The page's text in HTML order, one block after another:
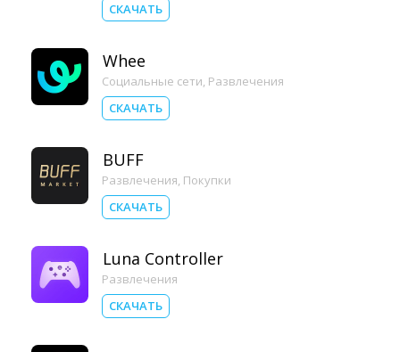
СКАЧАТЬ
Whee
Социальные сети, Развлечения
СКАЧАТЬ
BUFF
Развлечения, Покупки
СКАЧАТЬ
Luna Controller
Развлечения
СКАЧАТЬ